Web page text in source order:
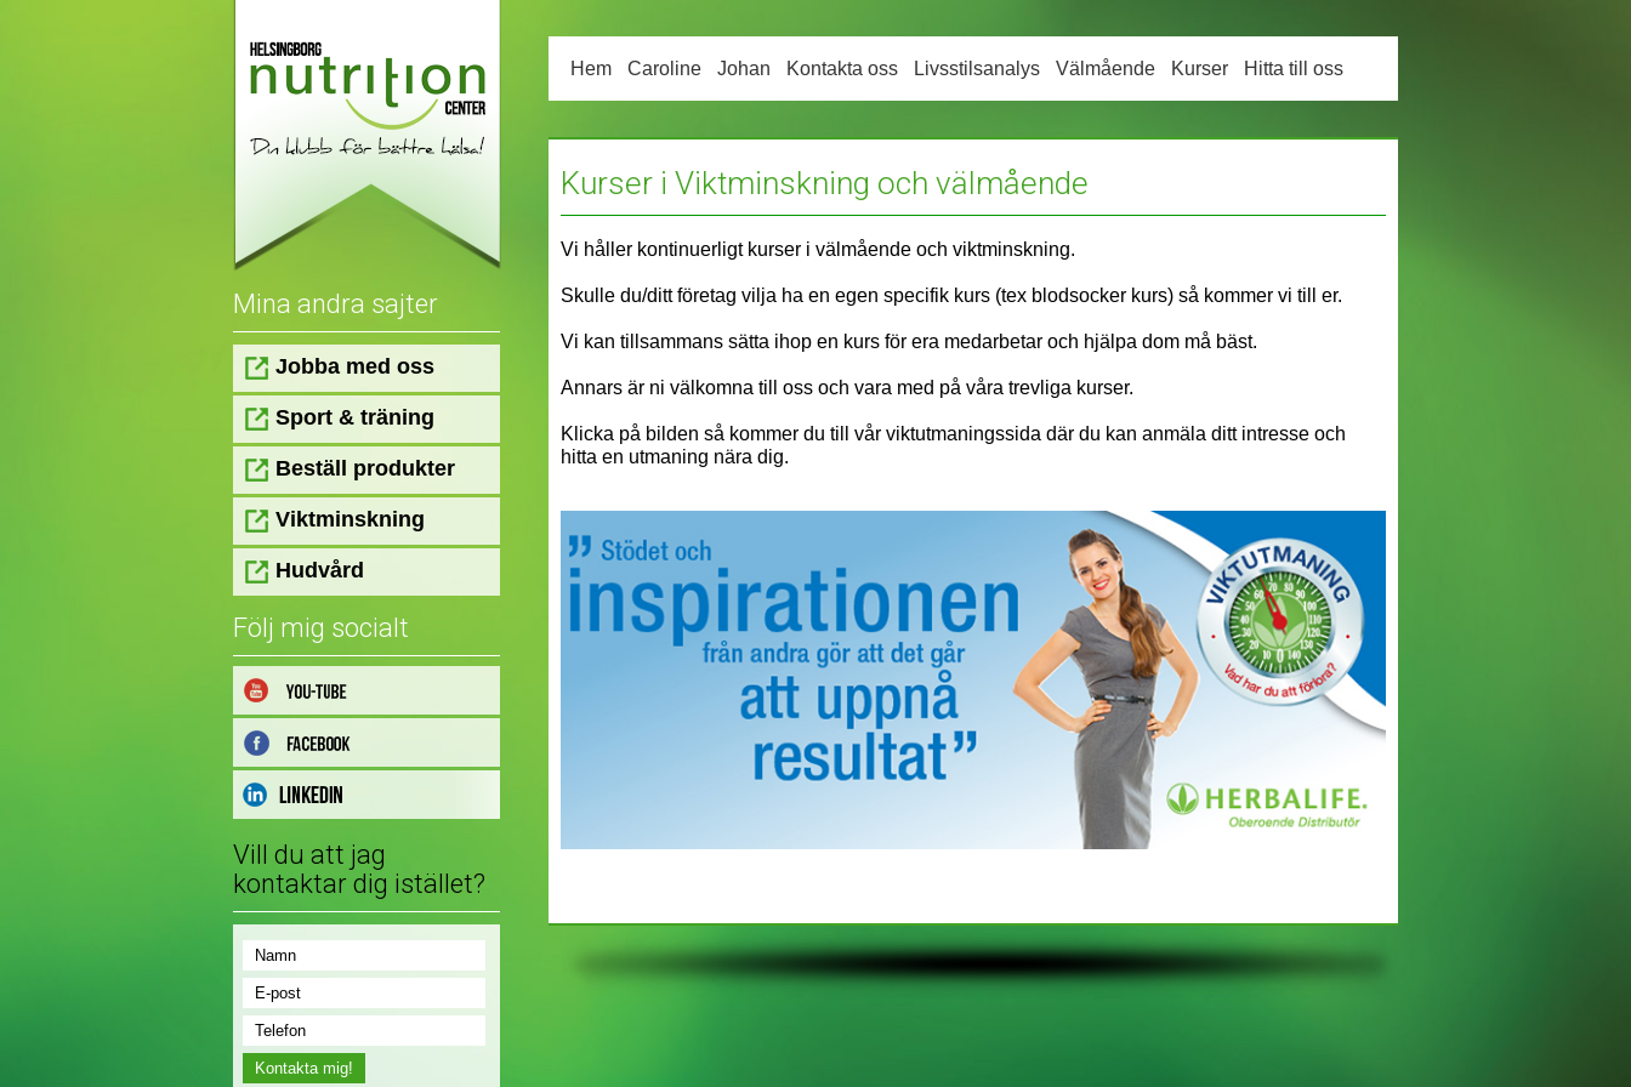
Mina andra sajter
Jobba med oss
Sport & träning
Beställ produkter
Viktminskning
Hudvård
Följ mig socialt
Vill du att jag
kontaktar dig istället?
Hem Caroline Johan Kontakta oss Livsstilsanalys Välmående Kurser Hitta till oss
Kurser i Viktminskning och välmående
Vi håller kontinuerligt kurser i välmående och viktminskning.
Skulle du/ditt företag vilja ha en egen specifik kurs (tex blodsocker kurs) så kommer vi till er.
Vi kan tillsammans sätta ihop en kurs för era medarbetar och hjälpa dom må bäst.
Annars är ni välkomna till oss och vara med på våra trevliga kurser.
Klicka på bilden så kommer du till vår viktutmaningssida där du kan anmäla ditt intresse och
hitta en utmaning nära dig.